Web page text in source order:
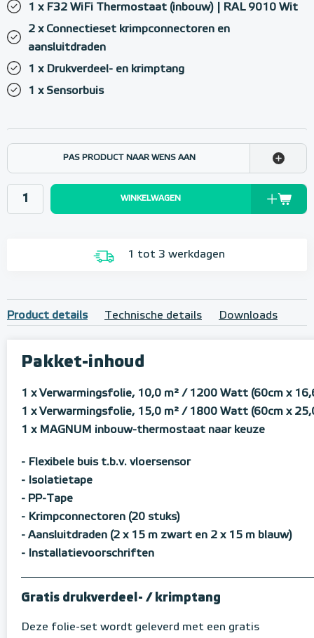
1 x F32 WiFi Thermostaat (inbouw) | RAL 9010 Wit
2 x Connectieset krimpconnectoren en
aansluitdraden
1 x Drukverdeel- en krimptang
1 x Sensorbuis
PAS PRODUCT NAAR WENS AAN
WINKELWAGEN
1 tot 3 werkdagen
Product details Technische details Downloads
Pakket-inhoud
1 x Verwarmingsfolie, 10,0 m² / 1200 Watt (60cm x
1 x Verwarmingsfolie, 15,0 m² / 1800 Watt (60cm x
1 x MAGNUM inbouw-thermostaat naar keuze
- Flexibele buis t.b.v. vloersensor
- Isolatietape
- PP-Tape
- Krimpconnectoren (20 stuks)
- Aansluitdraden (2 x 15 m zwart en 2 x 15 m blauw)
- Installatievoorschriften
Gratis drukverdeel- / krimptang
Deze folie-set wordt geleverd met een gratis